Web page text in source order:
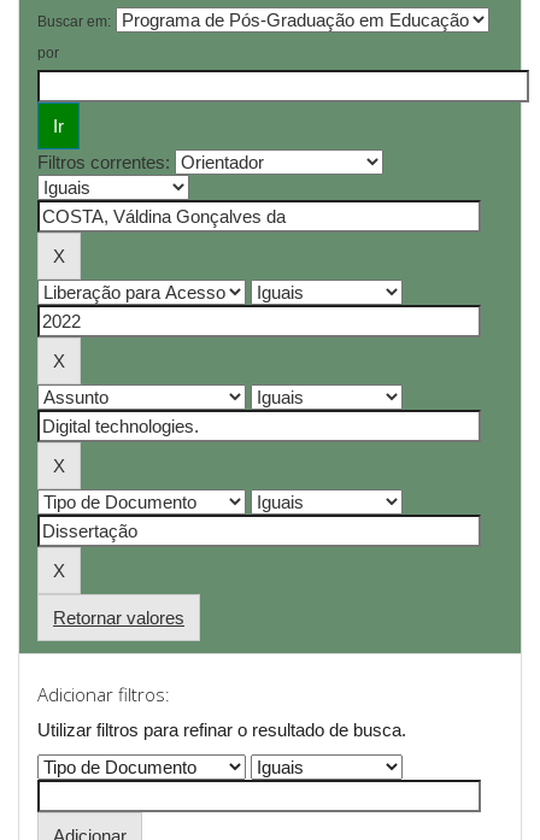
Buscar em:
por
Filtros correntes:
Retornar valores
Adicionar filtros:
Utilizar filtros para refinar o resultado de busca.